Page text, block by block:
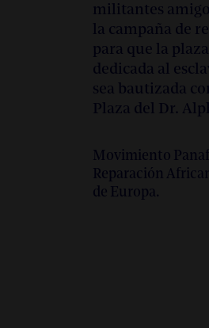
militantes
la campaña de
para que la
dedicada al
sea bautizada
Plaza del Dr.
Movimiento
Reparación
de Europa.